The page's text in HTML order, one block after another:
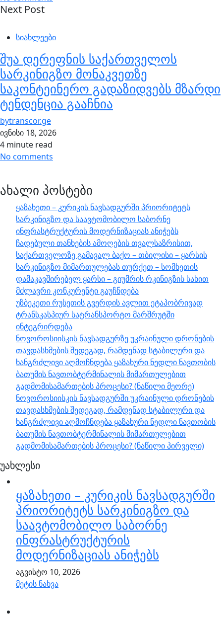
Next Post
სიახლეები
შუა დერეფნის საქართველოს
სარკინიგზო მონაკვეთზე
საკონტეინერო გადაზიდვებს მზარდი
ტენდენცია გააჩნია
bytranscor.ge
ივნისი 18, 2026
4 minute read
No comments
ახალი პოსტები
ყაზახეთი – კურიკის ნავსადგურში პრიორიტეტს
სარკინიგზო და საავტომობილო საბორნე
ინფრასტრუქტურის მოდერნიზაციას ანიჭებს
ჩადებული თანხების ამოღების თვალსაზრისით,
საქართველოზე გამავალ ბაქო – თბილისი – ყარსის
სარკინიგზო მიმართულებას თურქეთ – სომხეთის
დამაკავშირებელ ყარსი – გიუმრის რკინიგზის სახით
მძლავრი კონკურენტი გაუჩნდება
უზბეკეთი რუსეთის გვერდის ავლით ეტაპობრივად
ტრანსკასპიურ სატრანსპორტო მარშრუტში
ინტეგრირდება
ნოვოროსიისკის ნავსადგურზე უკრაინული დრონების
თავდასხმების შედეგად, რამდენად სტაბილური და
ხანგრძლივი აღმოჩნდება ყაზახური ნედლი ნავთობის
ბათუმის ნავთობტერმინალის მიმართულებით
გადმომისამართების პროცესი? (ნაწილი მეორე)
ნოვოროსიისკის ნავსადგურში უკრაინული დრონების
თავდასხმების შედეგად, რამდენად სტაბილური და
ხანგრძლივი აღმოჩნდება ყაზახური ნედლი ნავთობის
ბათუმის ნავთობტერმინალის მიმართულებით
გადმომისამართების პროცესი? (ნაწილი პირველი)
უახლესი
ყაზახეთი – კურიკის ნავსადგურში
პრიორიტეტს სარკინიგზო და
საავტომობილო საბორნე
ინფრასტრუქტურის
მოდერნიზაციას ანიჭებს
აგვისტო 10, 2026
მეტის ნახვა